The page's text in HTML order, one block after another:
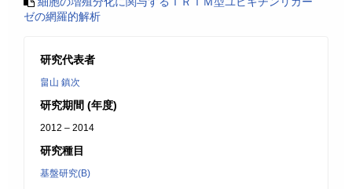
ゼの網羅的解析
研究代表者
畠山 鎮次
研究期間 (年度)
2012 – 2014
研究種目
基盤研究(B)